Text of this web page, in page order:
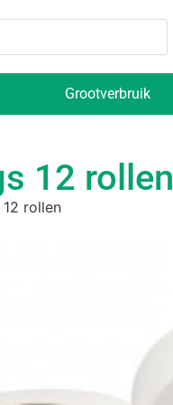
Grootverbruik
12 rollen
rollen